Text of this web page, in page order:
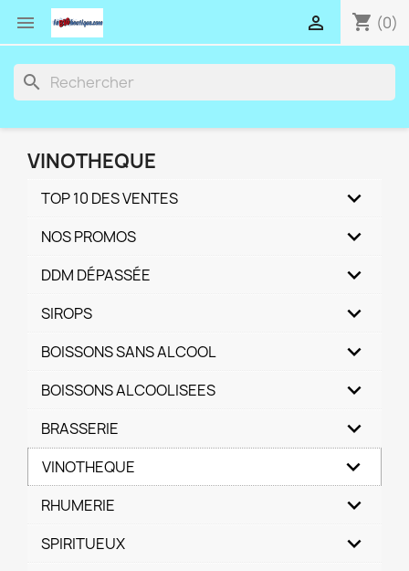
 shopping_cart (0)

search
VINOTHEQUE
TOP 10 DES VENTES
NOS PROMOS
DDM DÉPASSÉE
SIROPS
BOISSONS SANS ALCOOL
BOISSONS ALCOOLISEES
BRASSERIE
VINOTHEQUE
RHUMERIE
SPIRITUEUX